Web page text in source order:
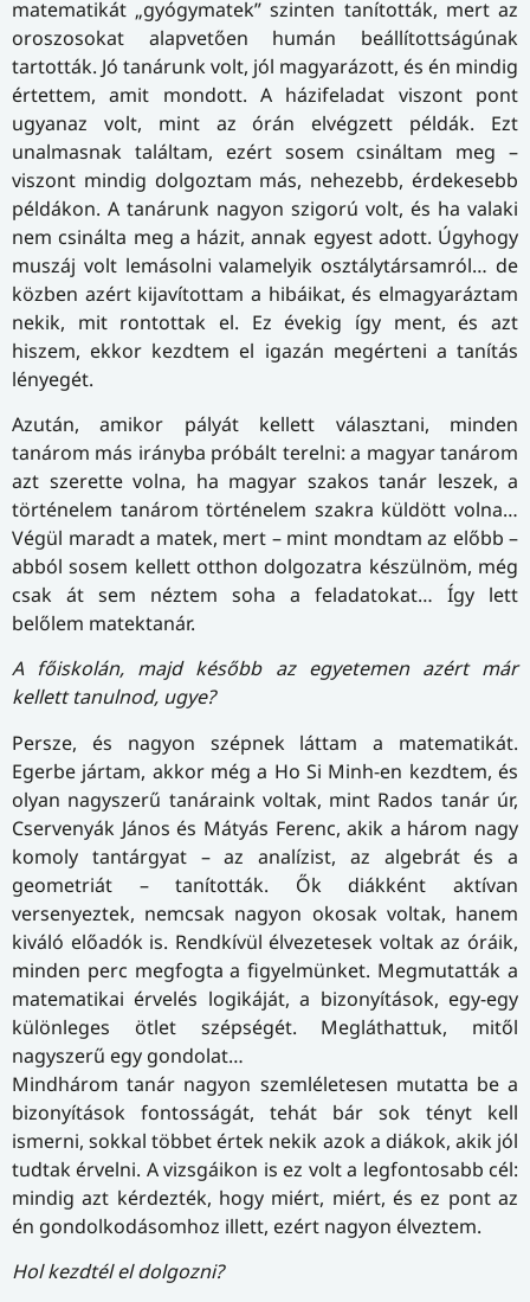
matematikát „gyógymatek” szinten tanították, mert az
oroszosokat alapvetően humán beállítottságúnak
tartották. Jó tanárunk volt, jól magyarázott, és én mindig
értettem, amit mondott. A házifeladat viszont pont
ugyanaz volt, mint az órán elvégzett példák. Ezt
unalmasnak találtam, ezért sosem csináltam meg –
viszont mindig dolgoztam más, nehezebb, érdekesebb
példákon. A tanárunk nagyon szigorú volt, és ha valaki
nem csinálta meg a házit, annak egyest adott. Úgyhogy
muszáj volt lemásolni valamelyik osztálytársamról… de
közben azért kijavítottam a hibáikat, és elmagyaráztam
nekik, mit rontottak el. Ez évekig így ment, és azt
hiszem, ekkor kezdtem el igazán megérteni a tanítás
lényegét.
Azután, amikor pályát kellett választani, minden
tanárom más irányba próbált terelni: a magyar tanárom
azt szerette volna, ha magyar szakos tanár leszek, a
történelem tanárom történelem szakra küldött volna…
Végül maradt a matek, mert – mint mondtam az előbb –
abból sosem kellett otthon dolgozatra készülnöm, még
csak át sem néztem soha a feladatokat… Így lett
belőlem matektanár.
A főiskolán, majd később az egyetemen azért már
kellett tanulnod, ugye?
Persze, és nagyon szépnek láttam a matematikát.
Egerbe jártam, akkor még a Ho Si Minh-en kezdtem, és
olyan nagyszerű tanáraink voltak, mint Rados tanár úr,
Cservenyák János és Mátyás Ferenc, akik a három nagy
komoly tantárgyat – az analízist, az algebrát és a
geometriát – tanították. Ők diákként aktívan
versenyeztek, nemcsak nagyon okosak voltak, hanem
kiváló előadók is. Rendkívül élvezetesek voltak az óráik,
minden perc megfogta a figyelmünket. Megmutatták a
matematikai érvelés logikáját, a bizonyítások, egy-egy
különleges ötlet szépségét. Megláthattuk, mitől
nagyszerű egy gondolat…
Mindhárom tanár nagyon szemléletesen mutatta be a
bizonyítások fontosságát, tehát bár sok tényt kell
ismerni, sokkal többet értek nekik azok a diákok, akik jól
tudtak érvelni. A vizsgáikon is ez volt a legfontosabb cél:
mindig azt kérdezték, hogy miért, miért, és ez pont az
én gondolkodásomhoz illett, ezért nagyon élveztem.
Hol kezdtél el dolgozni?